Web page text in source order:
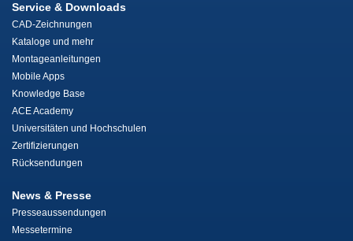
Service & Downloads
CAD-Zeichnungen
Kataloge und mehr
Montageanleitungen
Mobile Apps
Knowledge Base
ACE Academy
Universitäten und Hochschulen
Zertifizierungen
Rücksendungen
News & Presse
Presseaussendungen
Messetermine